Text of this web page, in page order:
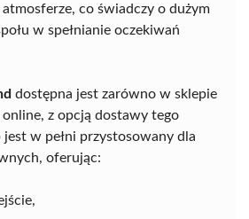
co świadczy o dużym
w spełnianie oczekiwań
dostępna jest zarówno w sklepie
z opcją dostawy tego
jest w pełni przystosowany dla
oferując: